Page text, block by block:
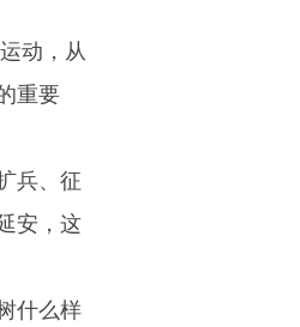
动，从
重要
兵、征
安，这
什么样